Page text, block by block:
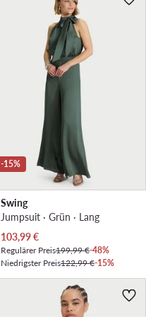
-15%
Swing
Jumpsuit · Grün · Lang
Aktueller Preis
103,99€
Regulärer Preis199,99 €-48%
Niedrigster Preis122,99 €-15%